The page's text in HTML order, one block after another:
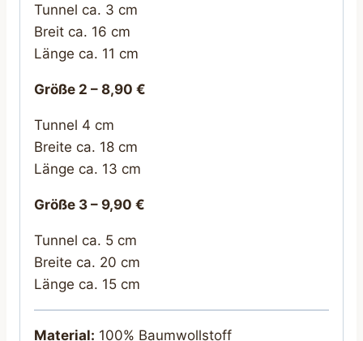
Tunnel ca. 3 cm
Breit ca. 16 cm
Länge ca. 11 cm
Größe 2 – 8,90 €
Tunnel 4 cm
Breite ca. 18 cm
Länge ca. 13 cm
Größe 3 – 9,90 €
Tunnel ca. 5 cm
Breite ca. 20 cm
Länge ca. 15 cm
Material: 100% Baumwollstoff